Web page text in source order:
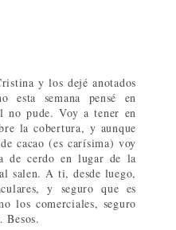
y los dejé anotados
esta semana pensé en
no pude. Voy a tener en
la cobertura, y aunque
cacao (es carísima) voy
de cerdo en lugar de la
salen. A ti, desde luego,
y seguro que es
los comerciales, seguro
Besos.